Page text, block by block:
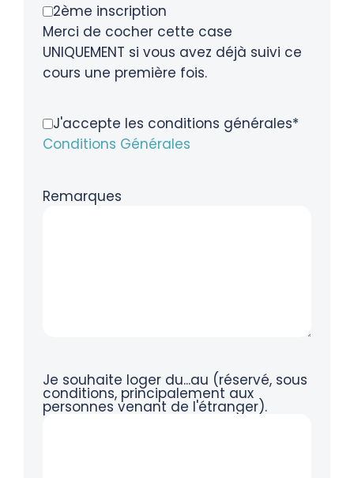
2ème inscription
Merci de cocher cette case
UNIQUEMENT si vous avez déjà suivi ce
cours une première fois.
J'accepte les conditions générales*
Conditions Générales
Remarques
Je souhaite loger du...au (réservé, sous
conditions, principalement aux
personnes venant de l'étranger).